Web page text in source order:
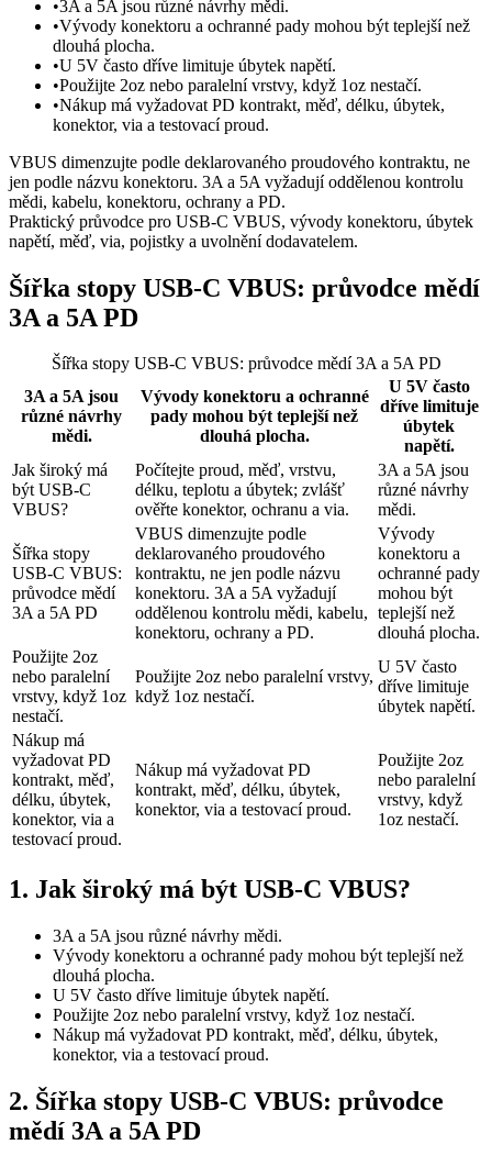
•3A a 5A jsou různé návrhy mědi.
•Vývody konektoru a ochranné pady mohou být teplejší než
dlouhá plocha.
•U 5V často dříve limituje úbytek napětí.
•Použijte 2oz nebo paralelní vrstvy, když 1oz nestačí.
•Nákup má vyžadovat PD kontrakt, měď, délku, úbytek,
konektor, via a testovací proud.
VBUS dimenzujte podle deklarovaného proudového kontraktu, ne
jen podle názvu konektoru. 3A a 5A vyžadují oddělenou kontrolu
mědi, kabelu, konektoru, ochrany a PD.
Praktický průvodce pro USB-C VBUS, vývody konektoru, úbytek
napětí, měď, via, pojistky a uvolnění dodavatelem.
Šířka stopy USB-C VBUS: průvodce mědí
3A a 5A PD
Šířka stopy USB-C VBUS: průvodce mědí 3A a 5A PD
3A a 5A jsou
různé návrhy
mědi.
Vývody konektoru a ochranné
pady mohou být teplejší než
dlouhá plocha.
U 5V často
dříve limituje
úbytek
napětí.
Jak široký má
být USB-C
VBUS?
Počítejte proud, měď, vrstvu,
délku, teplotu a úbytek; zvlášť
ověřte konektor, ochranu a via.
3A a 5A jsou
různé návrhy
mědi.
Šířka stopy
USB-C VBUS:
průvodce mědí
3A a 5A PD
VBUS dimenzujte podle
deklarovaného proudového
kontraktu, ne jen podle názvu
konektoru. 3A a 5A vyžadují
oddělenou kontrolu mědi, kabelu,
konektoru, ochrany a PD.
Vývody
konektoru a
ochranné pady
mohou být
teplejší než
dlouhá plocha.
Použijte 2oz
nebo paralelní
vrstvy, když 1oz
nestačí.
Použijte 2oz nebo paralelní vrstvy,
když 1oz nestačí.
U 5V často
dříve limituje
úbytek napětí.
Nákup má
vyžadovat PD
kontrakt, měď,
délku, úbytek,
konektor, via a
testovací proud.
Nákup má vyžadovat PD
kontrakt, měď, délku, úbytek,
konektor, via a testovací proud.
Použijte 2oz
nebo paralelní
vrstvy, když
1oz nestačí.
1. Jak široký má být USB-C VBUS?
3A a 5A jsou různé návrhy mědi.
Vývody konektoru a ochranné pady mohou být teplejší než
dlouhá plocha.
U 5V často dříve limituje úbytek napětí.
Použijte 2oz nebo paralelní vrstvy, když 1oz nestačí.
Nákup má vyžadovat PD kontrakt, měď, délku, úbytek,
konektor, via a testovací proud.
2. Šířka stopy USB-C VBUS: průvodce
mědí 3A a 5A PD